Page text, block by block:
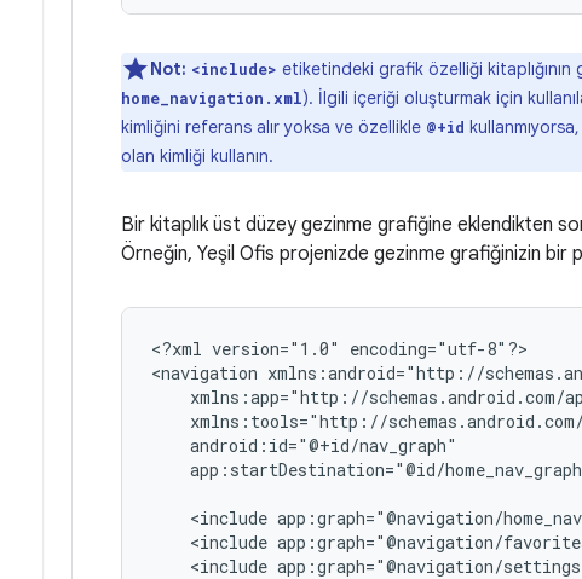
Not: <include> etiketindeki grafik özelliği
home_navigation.xml). İlgili içeriği oluşturmak için
kimliğini referans alır yoksa ve özellikle @+id
olan kimliği kullanın.
Bir kitaplık üst düzey gezinme grafiğine eklendikten
Örneğin, Yeşil Ofis projenizde gezinme grafiğinizin
<?xml version="1.0"
encoding="utf-8"?>
<navigation
app:startDestination="@id/
<include app:graph="@navigation/
<include app:graph="@navigation/
<include app:graph="@navigation/